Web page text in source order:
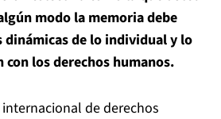
modo la memoria debe
dinámicas de lo individual y lo
los derechos humanos.
de derechos